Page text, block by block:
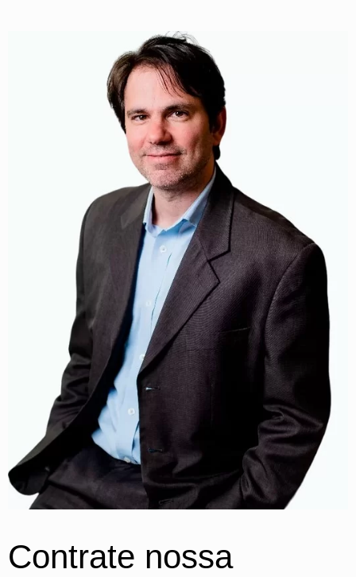
Contrate nossa